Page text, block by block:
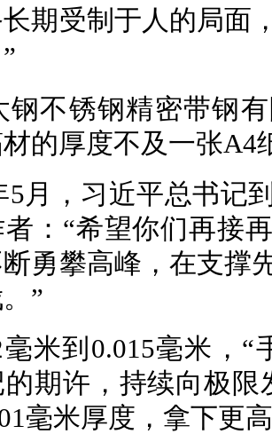
期受制于人的局面
钢不锈钢精密带钢
的厚度不及一张A4
5月，习近平总书记
：“希望你们再接
勇攀高峰，在支撑
”
毫米到0.015毫米，
期许，持续向极限
毫米厚度，拿下更